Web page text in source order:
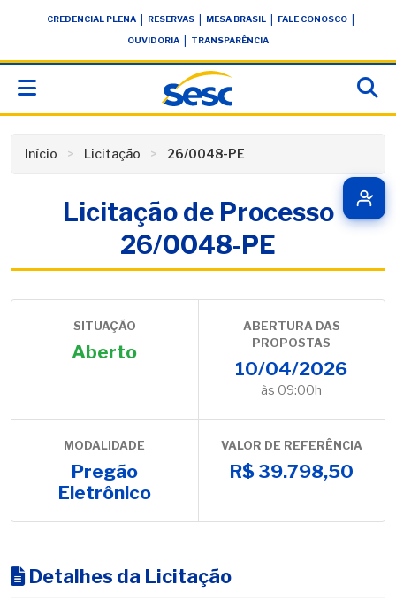
conteúdoCREDENCIAL PLENA RESERVAS MESA BRASIL FALE CONOSCO
OUVIDORIA TRANSPARÊNCIA
Início Licitação 26/0048-PE
Licitação de Processo
26/0048-PE
SITUAÇÃO
Aberto
ABERTURA DAS
PROPOSTAS
10/04/2026
às 09:00h
MODALIDADE
Pregão
Eletrônico
VALOR DE REFERÊNCIA
R$ 39.798,50
Detalhes da Licitação